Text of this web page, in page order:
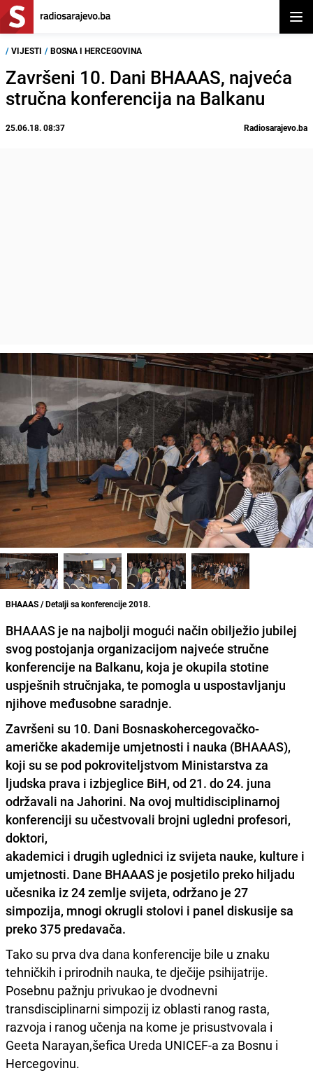
/ VIJESTI / BOSNA I HERCEGOVINA
Završeni 10. Dani BHAAAS, najveća
stručna konferencija na Balkanu
25.06.18. 08:37 Radiosarajevo.ba
BHAAAS / Detalji sa konferencije 2018.
BHAAAS je na najbolji mogući način obilježio jubilej
svog postojanja organizacijom najveće stručne
konferencije na Balkanu, koja je okupila stotine
uspješnih stručnjaka, te pomogla u uspostavljanju
njihove međusobne saradnje.
Završeni su 10. Dani Bosnaskohercegovačko-
američke akademije umjetnosti i nauka (BHAAAS),
koji su se pod pokroviteljstvom Ministarstva za
ljudska prava i izbjeglice BiH, od 21. do 24. juna
održavali na Jahorini. Na ovoj multidisciplinarnoj
konferenciji su učestvovali brojni ugledni profesori,
doktori,
akademici i drugih uglednici iz svijeta nauke, kulture i
umjetnosti. Dane BHAAAS je posjetilo preko hiljadu
učesnika iz 24 zemlje svijeta, održano je 27
simpozija, mnogi okrugli stolovi i panel diskusije sa
preko 375 predavača.
Tako su prva dva dana konferencije bile u znaku
tehničkih i prirodnih nauka, te dječije psihijatrije.
Posebnu pažnju privukao je dvodnevni
transdisciplinarni simpozij iz oblasti ranog rasta,
razvoja i ranog učenja na kome je prisustvovala i
Geeta Narayan,šefica Ureda UNICEF-a za Bosnu i
Hercegovinu.